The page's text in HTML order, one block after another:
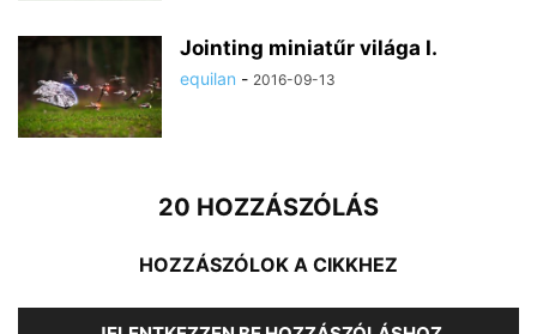
Jointing miniatűr világa I.
equilan - 2016-09-13
20 HOZZÁSZÓLÁS
HOZZÁSZÓLOK A CIKKHEZ